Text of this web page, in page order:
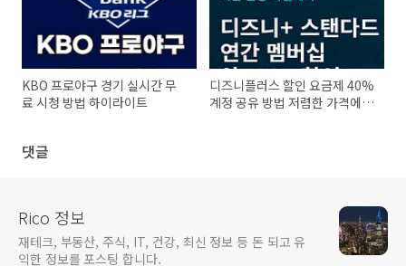
KBO 프로야구 경기 실시간 무
료 시청 방법 하이라이트
디즈니플러스 할인 요금제 40%
계정 공유 방법 저렴한 가격에
댓글
Rico 정보
재테크, 부동산, 주식, IT, 건강, 최신 정보 등 돈 되고 유
익한 정보를 포스팅 합니다.